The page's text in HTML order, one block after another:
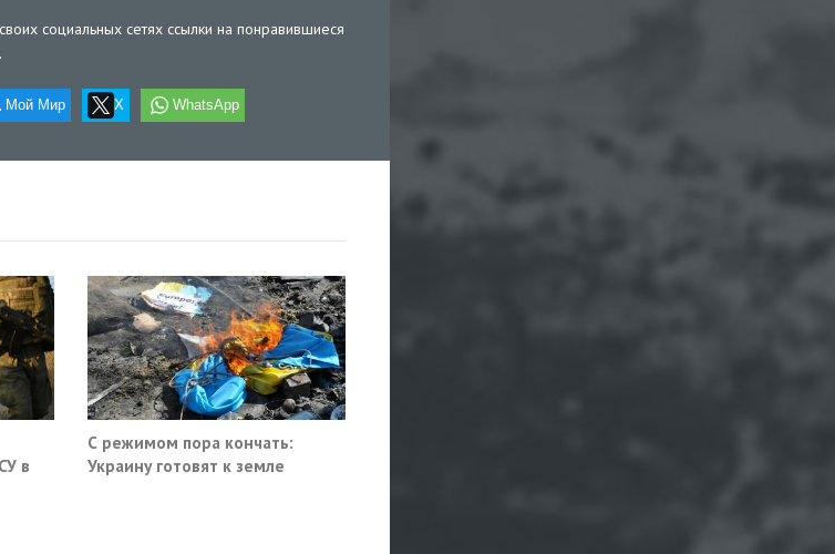
социальных сетях ссылки на понравившиеся
Мой Мир X WhatsApp
в
С режимом пора кончать:
Украину готовят к земле